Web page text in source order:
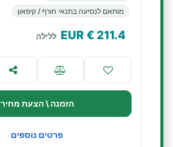
מותאם לנסיעה בתנאי חורף / קיפאון
211.4
€ EUR ללילה
הזמנה \ הצעת מחיר
פרטים נוספים